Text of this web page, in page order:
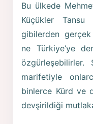
Bu ülkede
Küçükler
gibilerden
ne Türkiye’ye
marifetiyle
binlerce Kürd ve
devşirildiği